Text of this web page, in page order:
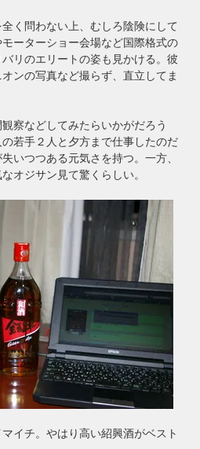
く問わない上、むしろ陰険にして
ーターショー会場など国際格式の
リのエリートの姿も見かける。彼
ンの写真など撮らず、直立してま
察などしてみたらいかがだろう
若手２人と夕方まで仕事したのだ
いつつある元気さを持つ。一方、
オジサン見て驚くらしい。
イチ。やはり高い紹興酒がベスト